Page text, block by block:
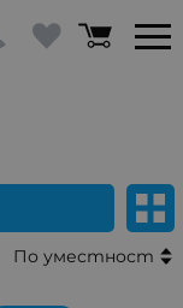
По уместност